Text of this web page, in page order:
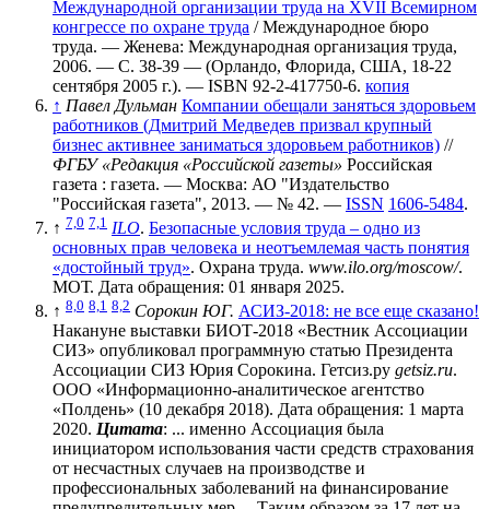
Международной организации труда на XVII Всемирном
конгрессе по охране труда / Международное бюро
труда. — Женева: Международная организация труда,
2006. — С. 38-39 — (Орландо, Флорида, США, 18-22
сентября 2005 г.). — ISBN 92-2-417750-6. копия
↑ Павел Дульман Компании обещали заняться здоровьем
работников (Дмитрий Медведев призвал крупный
бизнес активнее заниматься здоровьем работников) //
ФГБУ «Редакция «Российской газеты» Российская
газета : газета. — Москва: АО "Издательство
"Российская газета", 2013. — № 42. — ISSN 1606-5484.
↑ 7,0 7,1 ILO. Безопасные условия труда – одно из
основных прав человека и неотъемлемая часть понятия
«достойный труд». Охрана труда. www.ilo.org/moscow/.
МОТ. Дата обращения: 01 января 2025.
↑ 8,0 8,1 8,2 Сорокин ЮГ. АСИЗ-2018: не все еще сказано!
Накануне выставки БИОТ-2018 «Вестник Ассоциации
СИЗ» опубликовал программную статью Президента
Ассоциации СИЗ Юрия Сорокина. Гетсиз.ру getsiz.ru.
ООО «Информационно-аналитическое агентство
«Полдень» (10 декабря 2018). Дата обращения: 1 марта
2020. Цитата: ... именно Ассоциация была
инициатором использования части средств страхования
от несчастных случаев на производстве и
профессиональных заболеваний на финансирование